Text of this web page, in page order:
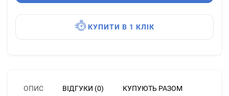
КУПИТИ В 1 КЛІК
ОПИС ВІДГУКИ (0) КУПУЮТЬ РАЗОМ